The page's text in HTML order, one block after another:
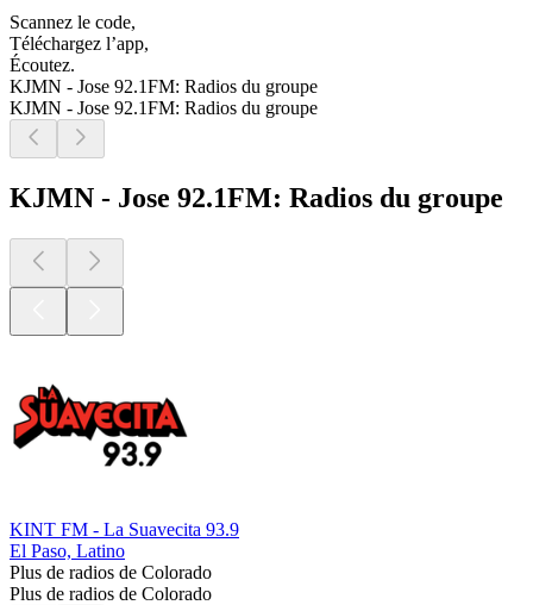
Scannez le code,
Téléchargez l’app,
Écoutez.
KJMN - Jose 92.1FM: Radios du groupe
KJMN - Jose 92.1FM: Radios du groupe
KJMN - Jose 92.1FM: Radios du groupe
KINT FM - La Suavecita 93.9
El Paso, Latino
Plus de radios de Colorado
Plus de radios de Colorado